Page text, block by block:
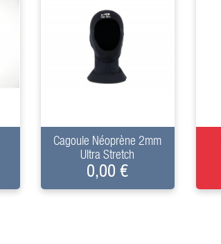
+
Cagoule Néoprène 2mm
Ultra Stretch
0,00 €